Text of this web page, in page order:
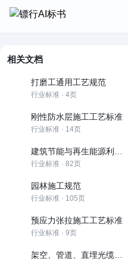
相关文档
打磨工通用工艺规范
行业标准 · 4页
刚性防水层施工工艺标准
行业标准 · 14页
行业标准 · 82页
园林施工规范
行业标准 · 105页
预应力张拉施工工艺标准
行业标准 · 9页